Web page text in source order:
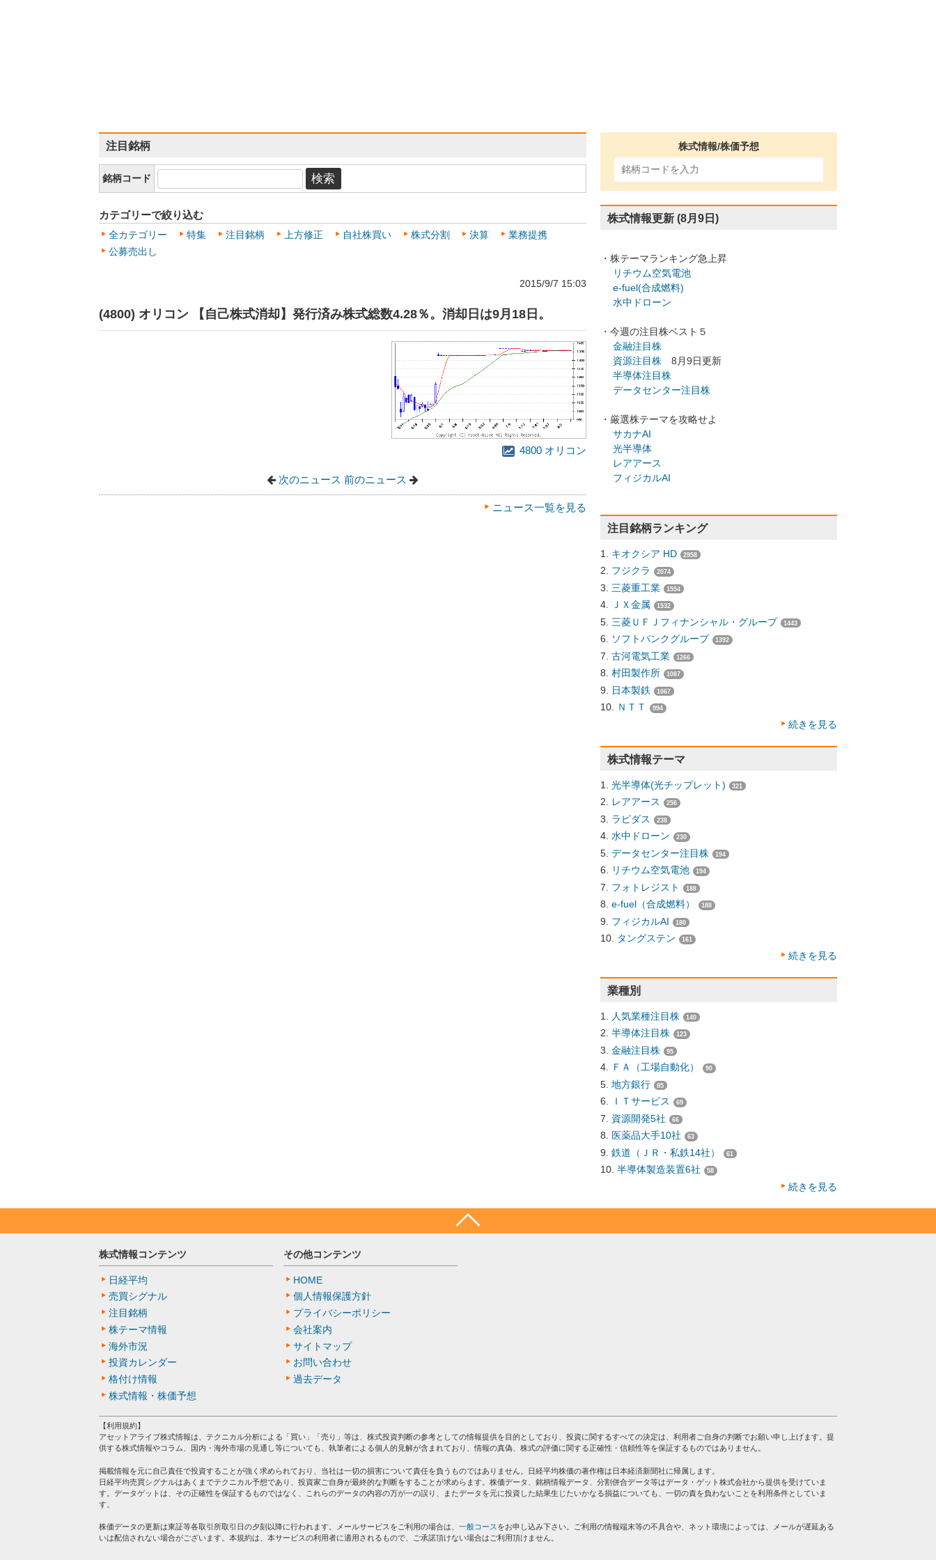
注目銘柄
銘柄コード
カテゴリーで絞り込む
全カテゴリー 特集 注目銘柄 上方修正 自社株買い 株式分割 決算
業務提携
公募売出し
2015/9/7 15:03
(4800) オリコン 【自己株式消却】発行済み株式総数4.28％。消却日は9月18日。
4800 オリコン
次のニュース 前のニュース
ニュース一覧を見る
株式情報/株価予想
株式情報更新 (8月9日)
・株テーマランキング急上昇
リチウム空気電池
e-fuel(合成燃料)
水中ドローン
・今週の注目株ベスト５
金融注目株
資源注目株 8月9日更新
半導体注目株
データセンター注目株
・厳選株テーマを攻略せよ
サカナAI
光半導体
レアアース
フィジカルAI
注目銘柄ランキング
キオクシア HD 2958
フジクラ 2074
三菱重工業 1554
ＪＸ金属 1532
三菱ＵＦＪフィナンシャル・グループ 1443
ソフトバンクグループ 1392
古河電気工業 1266
村田製作所 1087
日本製鉄 1067
ＮＴＴ 994
続きを見る
株式情報テーマ
光半導体(光チップレット) 321
レアアース 256
ラピダス 238
水中ドローン 230
データセンター注目株 194
リチウム空気電池 194
フォトレジスト 188
e-fuel（合成燃料） 188
フィジカルAI 180
タングステン 161
続きを見る
業種別
人気業種注目株 140
半導体注目株 123
金融注目株 95
ＦＡ（工場自動化） 90
地方銀行 85
ＩＴサービス 69
資源開発5社 66
医薬品大手10社 63
鉄道（ＪＲ・私鉄14社） 61
半導体製造装置6社 58
続きを見る
株式情報コンテンツ
日経平均
売買シグナル
注目銘柄
株テーマ情報
海外市況
投資カレンダー
格付け情報
株式情報・株価予想
その他コンテンツ
HOME
個人情報保護方針
プライバシーポリシー
会社案内
サイトマップ
お問い合わせ
過去データ
【利用規約】
アセットアライブ株式情報は、テクニカル分析による「買い」「売り」等は、株式投資判断の参考としての情報提供を目的としており、投資に関するすべての決定は、利用者ご自身の判断でお願い申し上げます。提
供する株式情報やコラム、国内・海外市場の見通し等についても、執筆者による個人的見解が含まれており、情報の真偽、株式の評価に関する正確性・信頼性等を保証するものではありません。
掲載情報を元に自己責任で投資することが強く求められており、当社は一切の損害について責任を負うものではありません。日経平均株価の著作権は日本経済新聞社に帰属します。
日経平均売買シグナルはあくまでテクニカル予想であり、投資家ご自身が最終的な判断をすることが求めらます。株価データ、銘柄情報データ、分割併合データ等はデータ・ゲット株式会社から提供を受けていま
す。データゲットは、その正確性を保証するものではなく、これらのデータの内容の万が一の誤り、またデータを元に投資した結果生じたいかなる損益についても、一切の責を負わないことを利用条件としていま
す。
株価データの更新は東証等各取引所取引日の夕刻以降に行われます。メールサービスをご利用の場合は、 一般コースをお申し込み下さい。ご利用の情報端末等の不具合や、ネット環境によっては、メールが遅延ある
いは配信されない場合がございます。本規約は、本サービスの利用者に適用されるもので、ご承諾頂けない場合はご利用頂けません。